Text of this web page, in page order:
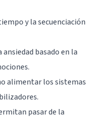
y la secuenciación
basado en la
alimentar los sistemas
pasar de la